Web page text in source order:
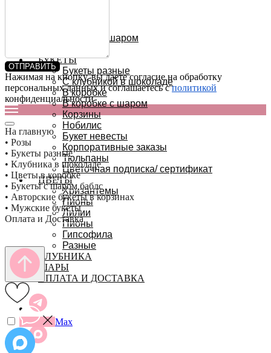
В коробке с шаром
БУКЕТЫ
Букеты разные
С клубникой в шоколаде
В коробке
В коробке с шаром
Корзины
Нобилис
Букет невесты
Корпоративные заказы
Тюльпаны
Цветочная подписка/ сертификат
ЦВЕТЫ
Хризантемы
Пионы
Лилии
Пионы
Гипсофила
Разные
КЛУБНИКА
ШАРЫ
ОПЛАТА И ДОСТАВКА
ОТПРАВИТЬ
Нажимая на кнопку, вы даете согласие на обработку
персональных данных и соглашаетесь cполитикой
конфиденциальности
На главную
• Розы
• Букеты разные
• Клубника в шоколаде
• Цветы в коробке
• Букеты с шаром баблс
• Авторские букеты в корзинах
• Мужские букеты
Оплата и Доставка
Max